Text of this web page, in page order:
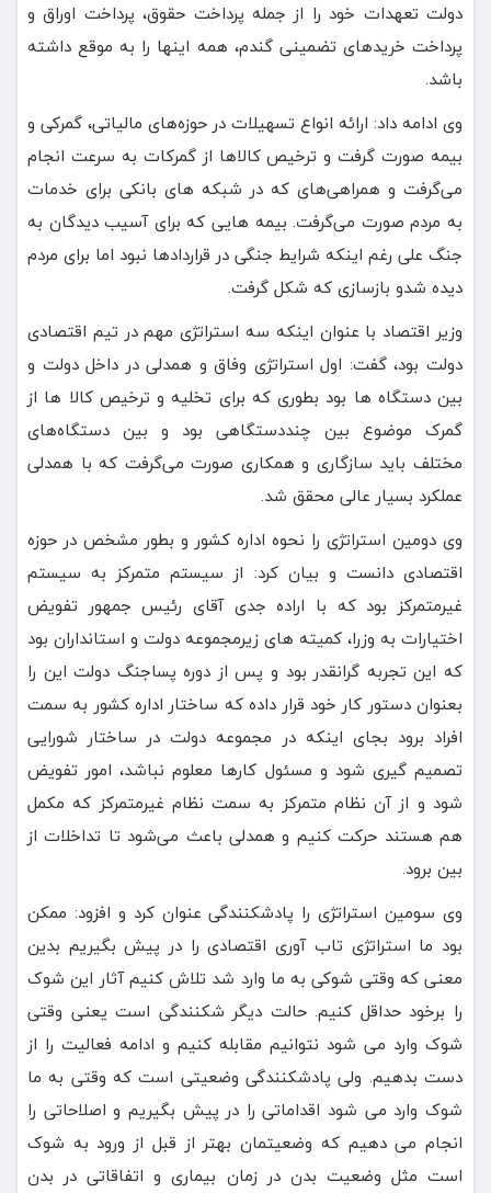
دولت تعهدات خود را از جمله پرداخت حقوق، پرداخت اوراق و
پرداخت خریدهای تضمینی گندم، همه اینها را به موقع داشته
باشد.
وی ادامه داد: ارائه انواع تسهیلات در حوزه‌های مالیاتی، گمرکی و
بیمه صورت گرفت و ترخیص کالاها از گمرکات به سرعت انجام
می‌گرفت و همراهی‌های که در شبکه های بانکی برای خدمات
به مردم صورت می‌گرفت. بیمه هایی که برای آسیب دیدگان به
جنگ علی رغم اینکه شرایط جنگی در قراردادها نبود اما برای مردم
دیده شدو بازسازی که شکل گرفت.
وزیر اقتصاد با عنوان اینکه سه استراتژی مهم در تیم اقتصادی
دولت بود، گفت: اول استراتژی وفاق و همدلی در داخل دولت و
بین دستگاه ها بود بطوری که برای تخلیه و ترخیص کالا ها از
گمرک موضوع بین چنددستگاهی بود و بین دستگاه‌های
مختلف باید سازگاری و همکاری صورت می‌گرفت که با همدلی
عملکرد بسیار عالی محقق شد.
وی دومین استراتژی را نحوه اداره کشور و بطور مشخص در حوزه
اقتصادی دانست و بیان کرد: از سیستم متمرکز به سیستم
غیرمتمرکز بود که با اراده جدی آقای رئیس جمهور تفویض
اختیارات به وزرا، کمیته های زیرمجموعه دولت و استانداران بود
که این تجربه گرانقدر بود و پس از دوره پساجنگ دولت این را
بعنوان دستور کار خود قرار داده که ساختار اداره کشور به سمت
افراد برود بجای اینکه در مجموعه دولت در ساختار شورایی
تصمیم گیری شود و مسئول کارها معلوم نباشد، امور تفویض
شود و از آن نظام متمرکز به سمت نظام غیرمتمرکز که مکمل
هم هستند حرکت کنیم و همدلی باعث می‌شود تا تداخلات از
بین برود.
وی سومین استراتژی را پادشکنندگی عنوان کرد و افزود: ممکن
بود ما استراتژی تاب آوری اقتصادی را در پیش بگیریم بدین
معنی که وقتی شوکی به ما وارد شد تلاش کنیم آثار این شوک
را برخود حداقل کنیم. حالت دیگر شکنندگی است یعنی وقتی
شوک وارد می شود نتوانیم مقابله کنیم و ادامه فعالیت را از
دست بدهیم. ولی پادشکنندگی وضعیتی است که وقتی به ما
شوک وارد می شود اقداماتی را در پیش بگیریم و اصلاحاتی را
انجام می دهیم که وضعیتمان بهتر از قبل از ورود به شوک
است مثل وضعیت بدن در زمان بیماری و اتفاقاتی در بدن